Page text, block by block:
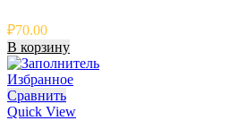
₽70.00
В корзину
Избранное
Сравнить
Quick View